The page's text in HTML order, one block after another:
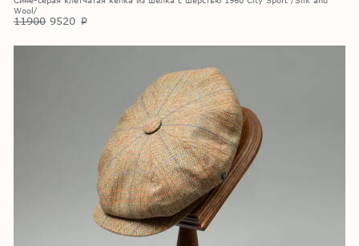
Wool/
11900 9520 p